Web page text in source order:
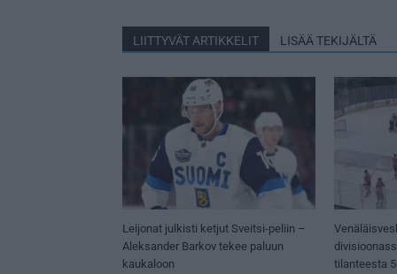
LIITTYVÄT ARTIKKELIT LISÄÄ TEKIJÄLTÄ
Leijonat julkisti ketjut Sveitsi-peliin –
Aleksander Barkov tekee paluun
kaukaloon
tilanteesta